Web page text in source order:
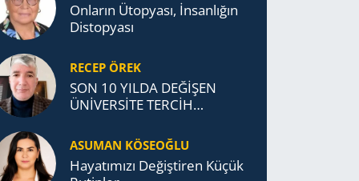
Onların Ütopyası, İnsanlığın
Distopyası
RECEP ÖREK
SON 10 YILDA DEĞİŞEN
ÜNİVERSİTE TERCİH
ASUMAN KÖSEOĞLU
Ha­ya­tı­mı­zı De­ğiş­ti­ren Küçük